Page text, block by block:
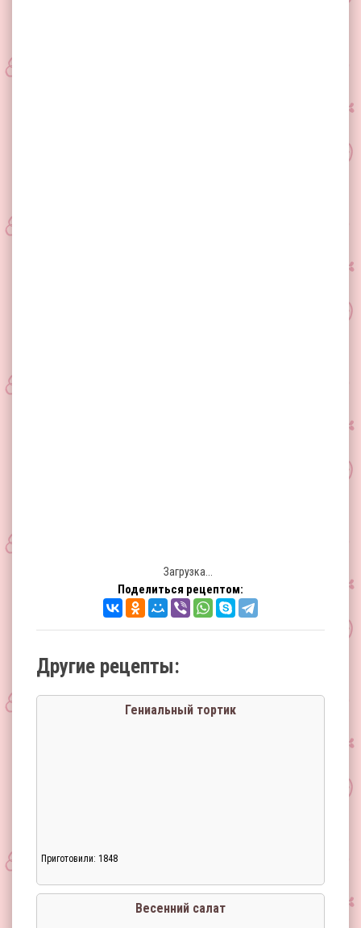
Загрузка...
Поделиться рецептом:
Другие рецепты:
Гениальный тортик
Приготовили: 1848
Весенний салат